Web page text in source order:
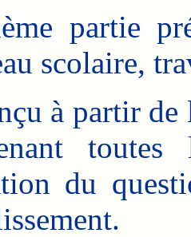
partie
scolaire,
à partir
du